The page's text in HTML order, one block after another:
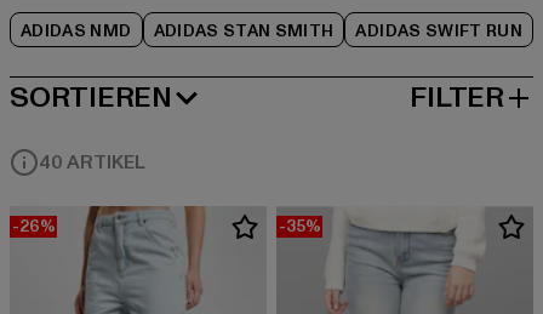
ADIDAS NMD ADIDAS STAN SMITH ADIDAS SWIFT RUN
SORTIEREN
BELIEBTESTE FILTER
40 ARTIKEL
-26% -35%